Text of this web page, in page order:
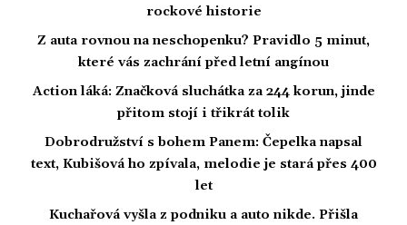
rockové historie
Z auta rovnou na neschopenku? Pravidlo 5 minut,
které vás zachrání před letní angínou
Action láká: Značková sluchátka za 244 korun, jinde
přitom stojí i třikrát tolik
Dobrodružství s bohem Panem: Čepelka napsal
text, Kubišová ho zpívala, melodie je stará přes 400
let
Kuchařová vyšla z podniku a auto nikde. Přišla